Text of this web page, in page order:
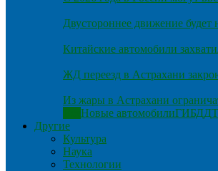
Двустороннее движение
Китайские автомобили
ЖД переезд в Астрахани
Из жары в Астрахани
Новые автомобилиГИБДД
Другие
Культура
Наука
Технологии